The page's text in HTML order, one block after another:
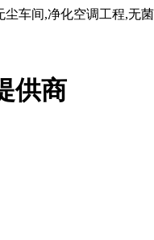
车间,净化空调工程,无
供商